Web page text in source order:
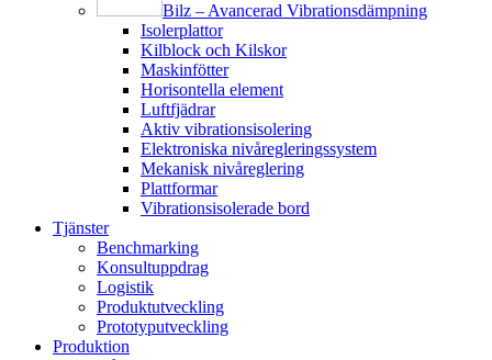
Bilz – Avancerad Vibrationsdämpning
Isolerplattor
Kilblock och Kilskor
Maskinfötter
Horisontella element
Luftfjädrar
Aktiv vibrationsisolering
Elektroniska nivåregleringssystem
Mekanisk nivåreglering
Plattformar
Vibrationsisolerade bord
Tjänster
Benchmarking
Konsultuppdrag
Logistik
Produktutveckling
Prototyputveckling
Produktion